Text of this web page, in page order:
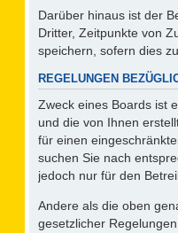
Darüber hinaus ist der
Dritter, Zeitpunkte von
speichern, sofern dies
REGELUNGEN
Zweck eines Boards ist
und die von Ihnen
für einen
suchen Sie nach
jedoch nur für den
Andere als die oben
gesetzlicher